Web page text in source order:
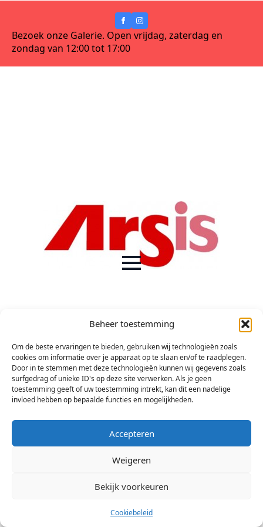
Beheer toestemming
Om de beste ervaringen te bieden, gebruiken wij technologieën zoals
cookies om informatie over je apparaat op te slaan en/of te raadplegen.
Door in te stemmen met deze technologieën kunnen wij gegevens zoals
surfgedrag of unieke ID's op deze site verwerken. Als je geen
toestemming geeft of uw toestemming intrekt, kan dit een nadelige
invloed hebben op bepaalde functies en mogelijkheden.
Accepteren
Weigeren
Bekijk voorkeuren
Cookiebeleid
Bezoek onze Galerie. Open vrijdag, zaterdag en
zondag van 12:00 tot 17:00
© 2026 Stichting Arsis Kunst en Societeit